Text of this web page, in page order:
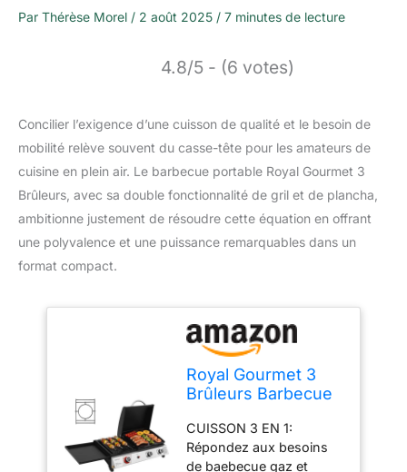
Par Thérèse Morel / 2 août 2025 / 7 minutes de lecture
4.8/5 - (6 votes)
Concilier l’exigence d’une cuisson de qualité et le besoin de
mobilité relève souvent du casse-tête pour les amateurs de
cuisine en plein air. Le barbecue portable Royal Gourmet 3
Brûleurs, avec sa double fonctionnalité de gril et de plancha,
ambitionne justement de résoudre cette équation en offrant
une polyvalence et une puissance remarquables dans un
format compact.
Royal Gourmet 3
Brûleurs Barbecue
Plancha et Grille en
Émaillés Combinés
CUISSON 3 EN 1:
Répondez aux besoins
de baebecue gaz et